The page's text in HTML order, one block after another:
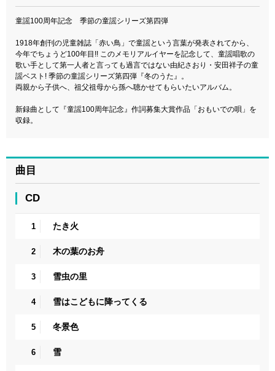
童謡100周年記念 季節の童謡シリーズ第四弾
1918年創刊の児童雑誌「赤い鳥」で童謡という言葉が発表されてから、
今年でちょうど100年目!! このメモリアルイヤーを記念して、童謡唱歌の
歌い手として第一人者と言っても過言ではない由紀さおり・安田祥子の童
謡ベスト! 季節の童謡シリーズ第四弾『冬のうた』。
両親から子供へ、祖父祖母から孫へ聴かせてもらいたいアルバム。
新録曲として『童謡100周年記念』作詞募集大賞作品「おもいでの唄」を
収録。
曲目
CD
1 たき火
2 木の葉のお舟
3 雪虫の里
4 雪はこどもに降ってくる
5 冬景色
6 雪